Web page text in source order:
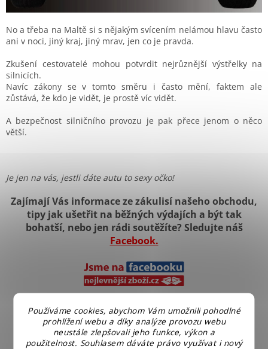
Používáme cookies, abychom Vám umožnili pohodlné
prohlížení webu a díky analýze provozu webu
neustále zlepšovali jeho funkce, výkon a
použitelnost. Souhlasem dáváte právo využívat i nový
No a třeba na Maltě si s nějakým svícením nelámou hlavu často
ani v noci, jiný kraj, jiný mrav, jen co je pravda.
Zkušení cestovatelé mohou potvrdit nejrůznější výstřelky na
silnicích.
Navíc zákony se v tomto směru i často mění, faktem ale
zůstává, že kdo je vidět, je prostě víc vidět.
A bezpečnost silničního provozu je pak přece jenom o něco
větší.
Je jen na vás, jestli dáte autu to sexy očko!
Zajímají Vás informace ze zákulisí našeho obchodu,
tipy jak ušetřit na běžných výdajích a být tak
bohatší, nebo jen rádi soutěžíte? Sledujte náš
Facebook.